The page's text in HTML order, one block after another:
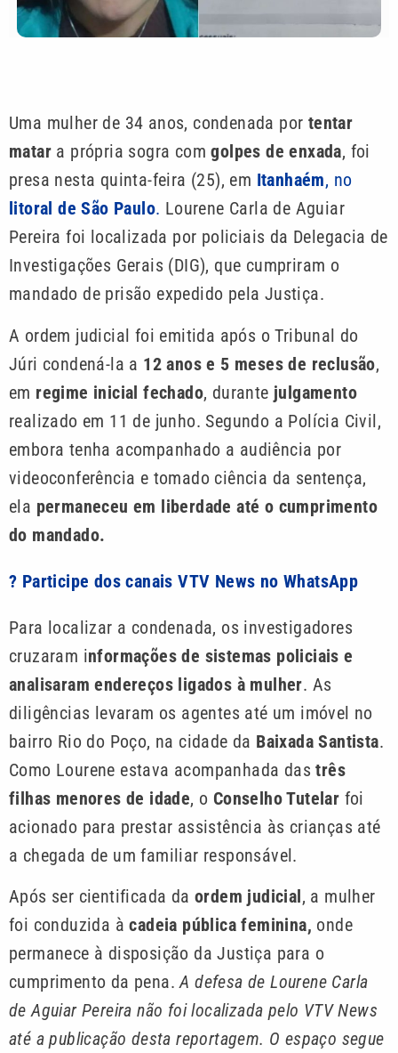
Uma mulher de 34 anos, condenada por tentar
matar a própria sogra comgolpes de enxada, foi
presa nesta quinta-feira (25), em Itanhaém, no
litoral de São Paulo. Lourene Carla de Aguiar
Pereira foi localizada por policiais da Delegacia de
Investigações Gerais (DIG), que cumpriram o
mandado de prisão expedido pela Justiça.
A ordem judicial foi emitida após o Tribunal do
Júri condená-la a 12 anos e 5 meses de reclusão,
em regime inicial fechado, durante julgamento
realizado em 11 de junho. Segundo a Polícia Civil,
embora tenha acompanhado a audiência por
videoconferência e tomado ciência da sentença,
ela permaneceu em liberdade até o cumprimento
do mandado.
? Participe dos canais VTV News no WhatsApp
Para localizar a condenada, os investigadores
cruzaram informações de sistemas policiais e
analisaram endereços ligados à mulher. As
diligências levaram os agentes até um imóvel no
bairro Rio do Poço, na cidade da Baixada Santista.
Como Lourene estava acompanhada das três
filhas menores de idade, o Conselho Tutelar foi
acionado para prestar assistência às crianças até
a chegada de um familiar responsável.
Após ser cientificada da ordem judicial, a mulher
foi conduzida à cadeia pública feminina, onde
permanece à disposição da Justiça para o
cumprimento da pena.A defesa de Lourene Carla
de Aguiar Pereira não foi localizada pelo VTV News
até a publicação desta reportagem. O espaço segue